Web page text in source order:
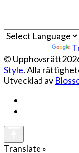
©
Style. Alla
Utvecklad av
Translate »